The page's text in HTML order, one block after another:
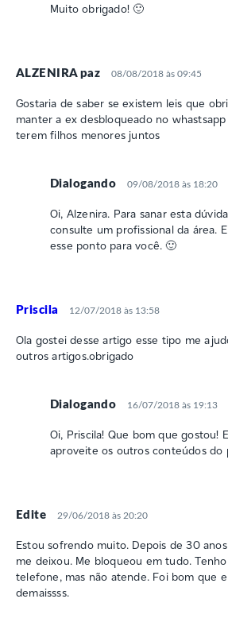
Muito obrigado! 🙂
ALZENIRA paz 08/08/2018 às 09:45
Gostaria de saber se existem leis que
manter a ex desbloqueado no
terem filhos menores juntos
Dialogando 09/08/2018 às 18:20
Oi, Alzenira. Para sanar esta
consulte um profissional da área.
esse ponto para você. 🙂
Priscila 12/07/2018 às 13:58
Ola gostei desse artigo esse tipo me
outros artigos.obrigado
Dialogando 16/07/2018 às 19:13
Oi, Priscila! Que bom que gostou!
aproveite os outros conteúdos do
Edite 29/06/2018 às 20:20
Estou sofrendo muito. Depois de 30
me deixou. Me bloqueou em tudo.
telefone, mas não atende. Foi bom que
demaissss.